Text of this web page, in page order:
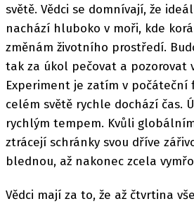
světě. Vědci se domnívají, že
nachází hluboko v moři, kde
změnám životního prostředí.
tak za úkol pečovat a pozorovat
Experiment je zatím v počáteční
celém světě rychle dochází čas.
rychlým tempem. Kvůli
ztrácejí schránky svou dříve
blednou, až nakonec zcela
Vědci mají za to, že až čtvrtina